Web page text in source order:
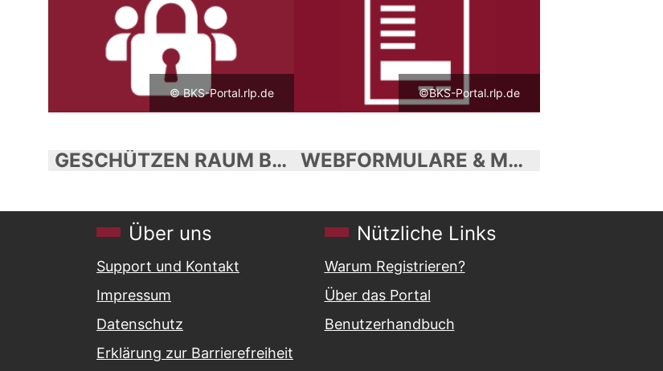
© BKS-Portal.rlp.de
GESCHÜTZEN RAUM BEANTRAGEN / GESCHÜTZTEN RAUM ODER ORGABEREICH ÄNDERN
©BKS-Portal.rlp.de
WEBFORMULARE & MUSTERFORMULARSAMMLUNG
Über uns
Support und Kontakt
Impressum
Datenschutz
Erklärung zur Barrierefreiheit
Nützliche Links
Warum Registrieren?
Über das Portal
Benutzerhandbuch